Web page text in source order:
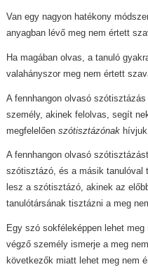
Van egy nagyon hatékony
anyagban lévő meg nem értett
Ha magában olvas, a tanuló
valahányszor meg nem értett
A fennhangon olvasó
személy, akinek felolvas, segít
megfelelően szótisztázónak hívjuk.
A fennhangon olvasó
szótisztázó, és a másik tanulóval
lesz a szótisztázó, akinek az
tanulótársának tisztázni a meg
Egy szó sokféleképpen lehet
végző személy ismerje a meg
következők miatt lehet meg nem